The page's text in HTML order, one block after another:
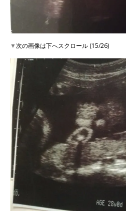
▼次の画像は下へスクロール (15/26)